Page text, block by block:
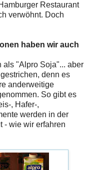
Restaurant
verwöhnt. Doch
haben wir auch
als "Alpro Soja"... aber
denn es
anderweitige
So gibt es
, Hafer-,
werden in der
- wie wir erfahren